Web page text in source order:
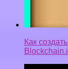
Как